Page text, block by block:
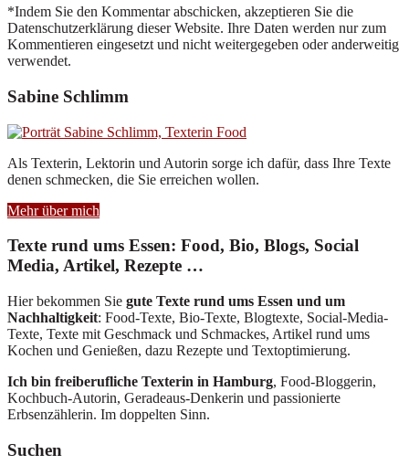
*Indem Sie den Kommentar abschicken, akzeptieren Sie die
Datenschutzerklärung dieser Website. Ihre Daten werden nur zum
Kommentieren eingesetzt und nicht weitergegeben oder anderweitig
verwendet.
Footer
Sabine Schlimm
Als Texterin, Lektorin und Autorin sorge ich dafür, dass Ihre Texte
denen schmecken, die Sie erreichen wollen.
Mehr über mich
Texte rund ums Essen: Food, Bio, Blogs, Social
Media, Artikel, Rezepte …
Hier bekommen Sie gute Texte rund ums Essen und um
Nachhaltigkeit: Food-Texte, Bio-Texte, Blogtexte, Social-Media-
Texte, Texte mit Geschmack und Schmackes, Artikel rund ums
Kochen und Genießen, dazu Rezepte und Textoptimierung.
Ich bin freiberufliche Texterin in Hamburg, Food-Bloggerin,
Kochbuch-Autorin, Geradeaus-Denkerin und passionierte
Erbsenzählerin. Im doppelten Sinn.
Suchen